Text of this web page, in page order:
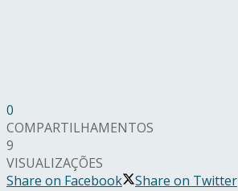
0
COMPARTILHAMENTOS
9
VISUALIZAÇÕES
Share on Facebook
Share on Twitter